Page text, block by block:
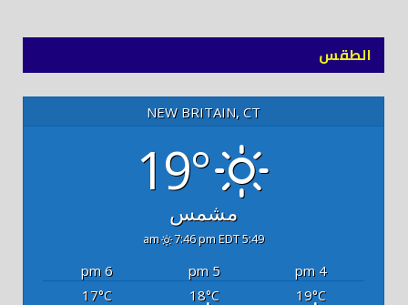
الطقس
NEW BRITAIN, CT
19°
مشمس
5:49 am
7:46 pm EDT
4 pm
5 pm
6 pm
19°C
18°C
17°C